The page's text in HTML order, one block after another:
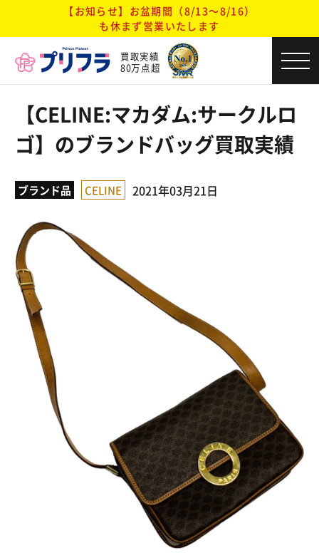
【お知らせ】お盆期間（8/13～8/16）
も休まず営業いたします
買取実績
80万点超
【CELINE:マカダム:サークルロ
ゴ】のブランドバッグ買取実績
ブランド品 CELINE 2021年03月21日